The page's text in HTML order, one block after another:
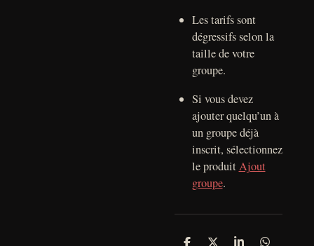
Les tarifs sont
dégressifs selon la
taille de votre
groupe.
Si vous devez
ajouter quelqu’un à
un groupe déjà
inscrit, sélectionnez
le produitAjout
groupe.